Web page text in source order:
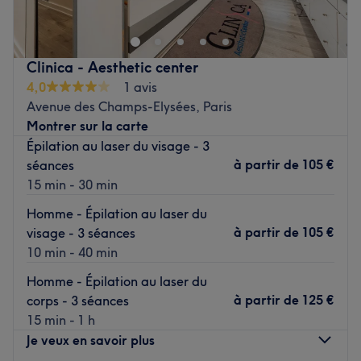
prenez le temps de reposer votre corps et votre esprit
grâce à des prestations sur mesure adaptées à vos
besoins., dans le
Transports publics les plus proches
À seulement trois minute à pied du métro Victor Hugo et
à quatre minutes du métro Boissière.
L'équipe
Céline vous accueille chaleureusement. Ses compétences
variées garantissent une approche personnalisée, offrant
des soins relaxants et thérapeutiques adaptés à vos
besoins spécifiques.
Nos coups de cœur :
L’atmosphère : découvrez un véritable cocon de
relaxation, invitant à la détente.
Les spécialités de l’établissement : les soins et massages.
Clinica - Aesthetic center
4,0
1 avis
Avenue des Champs-Elysées, Paris
Montrer sur la carte
Épilation au laser du visage - 3
séances
15 min - 30 min
à partir de 105 €
Homme - Épilation au laser du
visage - 3 séances
10 min - 40 min
à partir de 105 €
Homme - Épilation au laser du
corps - 3 séances
15 min - 1 h
à partir de 125 €
Je veux en savoir plus